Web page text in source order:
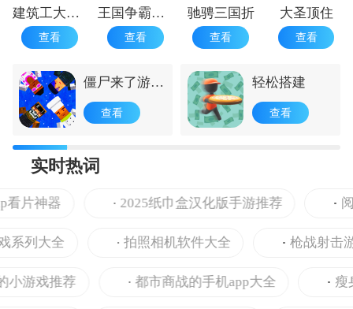
建筑工大战僵尸
查看
王国争霸中文版
查看
驰骋三国折
查看
大圣顶住
查看
僵尸来了游戏
查看
轻松搭建
查看
实时热词
片神器 2025纸巾盒汉化版手游推荐 阅
列大全 拍照相机软件大全 枪战射击游
戏推荐 都市商战的手机app大全 瘦身